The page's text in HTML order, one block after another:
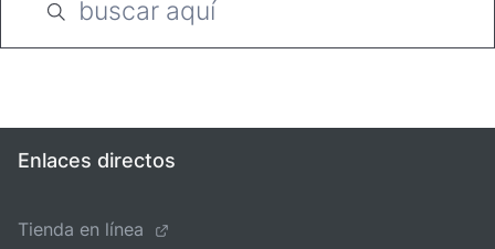
Enlaces directos
Tienda en línea